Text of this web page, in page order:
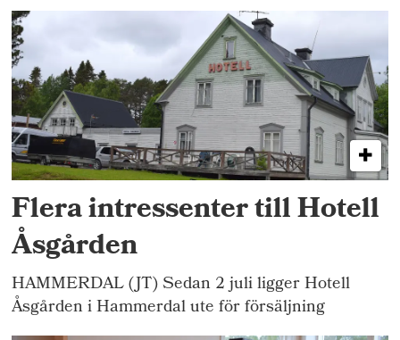
Flera intressenter till Hotell
Åsgården
HAMMERDAL (JT) Sedan 2 juli ligger Hotell
Åsgården i Hammerdal ute för försäljning